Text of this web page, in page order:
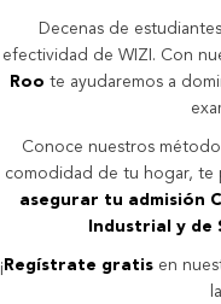
Decenas de
efectividad de WIZI. Con
Roo te ayudaremos a
Conoce nuestros
comodidad de tu hogar, te
asegurar tu admisión
Industrial y de
¡ Regístrate gratis en